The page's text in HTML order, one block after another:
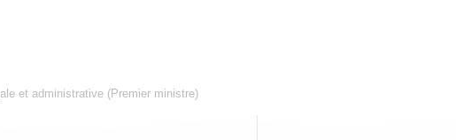
et administrative (Premier ministre)